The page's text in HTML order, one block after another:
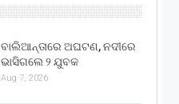
ବାଲିଆନ୍ତାରେ ଅଘଟଣ, ନଦୀରେ
ଭାସିଗଲେ ୨ ଯୁବକ
Aug 7, 2026